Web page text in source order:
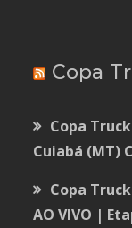
Copa
Copa
Cuiabá (MT)
Copa
AO VIVO |